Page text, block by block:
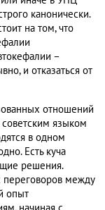
канонически.
на том, что
–
и отказаться от
отношений
языком
в одном
Есть куча
решения.
переговоров между
опыт